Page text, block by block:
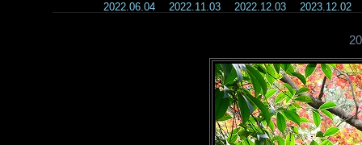
2022.06.04
2022.11.03 2022.12.03 2023.12.02